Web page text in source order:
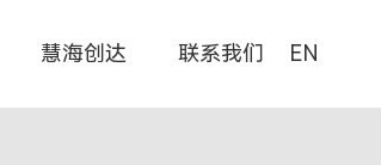
慧海创达 联系我们 EN